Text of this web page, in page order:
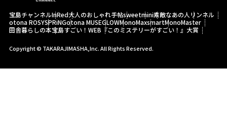
宝島チャンネルInRed大人のおしゃれ手帖sweetmini素敵なあの人 リンネル
otona ROSYSPRiNGotona MUSEGLOWMonoMaxsmartMonoMaster
田舎暮らしの本宝島すごい！WEB 『このミステリーがすごい！』大賞
Copyright © TAKARAJIMASHA,Inc. All Rights Reserved.